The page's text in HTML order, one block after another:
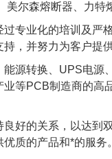
美尔森熔断器、力特
专业化的培训及严
，并努力为客户提
源转换、UPS电
等PCB制造商的
好的关系，以达到
质的产品和*的服务